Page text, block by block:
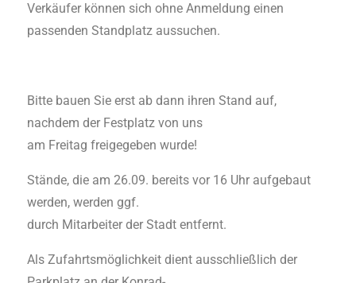
Verkäufer können sich ohne Anmeldung einen
passenden Standplatz aussuchen.
Bitte bauen Sie erst ab dann ihren Stand auf,
nachdem der Festplatz von uns
am Freitag freigegeben wurde!
Stände, die am 26.09. bereits vor 16 Uhr aufgebaut
werden, werden ggf.
durch Mitarbeiter der Stadt entfernt.
Als Zufahrtsmöglichkeit dient ausschließlich der